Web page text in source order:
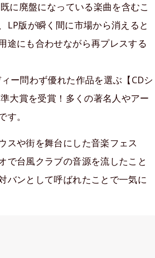
に廃盤になっている楽曲を含むこ
LP版が瞬く間に市場から消えると
途にも合わせながら再プレスする
ー問わず優れた作品を選ぶ【CDシ
大賞を受賞！多くの著名人やアー
。
スや街を舞台にした音楽フェス
で台風クラブの音源を流したこと
バンとして呼ばれたことで一気に